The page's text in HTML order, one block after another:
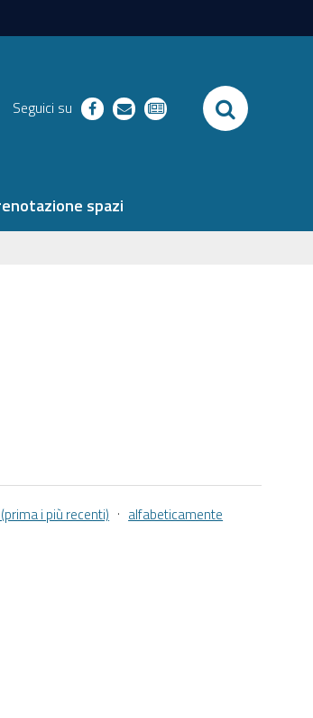
Seguici su facebookrichiestenewsletter SEARCH
spazi
i più recenti) · alfabeticamente